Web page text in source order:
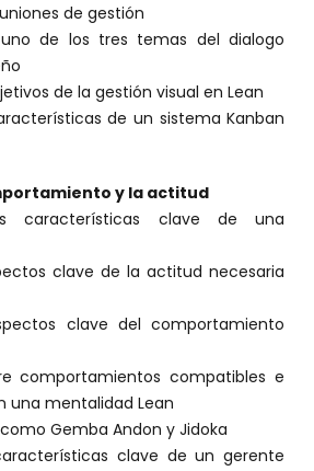
de gestión
de los tres temas del dialogo
de la gestión visual en Lean
de un sistema Kanban
y la actitud
características clave de una
clave de la actitud necesaria
clave del comportamiento
comportamientos compatibles e
una mentalidad Lean
Gemba Andon y Jidoka
clave de un gerente